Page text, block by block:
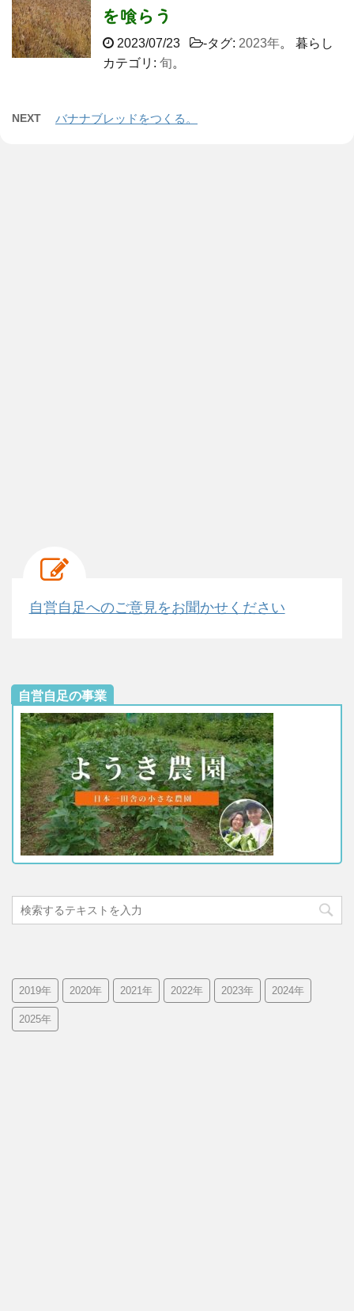
を喰らう
2023/07/23 -タグ: 2023年 。 暮らし
カテゴリ: 旬
NEXT バナナブレッドをつくる。
自営自足へのご意見をお聞かせください
自営自足の事業
2019年 2020年 2021年 2022年 2023年 2024年
2025年